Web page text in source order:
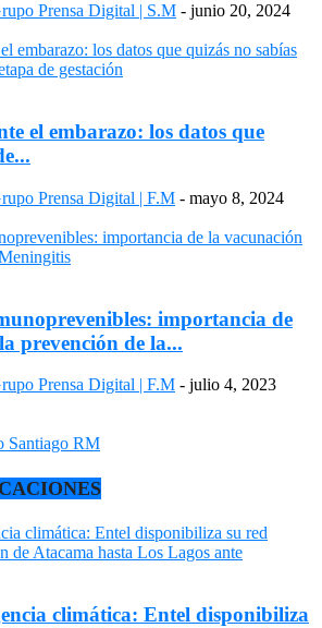
Prensa Digital | S.M - junio 20, 2024
el embarazo: los datos que
Prensa Digital | F.M - mayo 8, 2024
importancia de
prevención de la...
Prensa Digital | F.M - julio 4, 2023
climática: Entel disponibiliza